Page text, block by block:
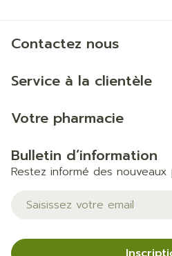
Contactez nous
Service à la clientèle
Votre pharmacie
Bulletin d’information
Restez informé des
Adresse mail